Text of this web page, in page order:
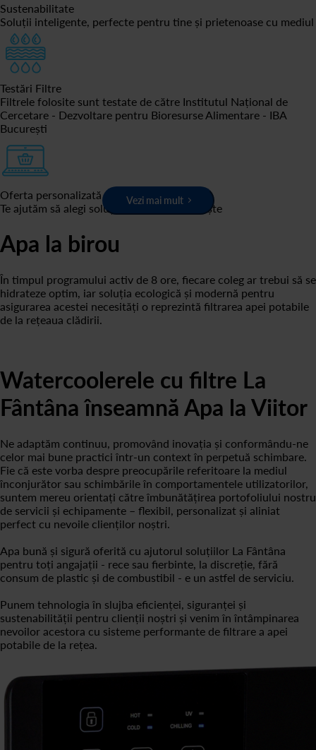
Sustenabilitate
Soluții inteligente, perfecte pentru tine și prietenoase cu mediul
Testări Filtre
Filtrele folosite sunt testate de către Institutul Național de
Cercetare - Dezvoltare pentru Bioresurse Alimentare - IBA
București
Oferta personalizată
Te ajutăm să alegi soluția care ți se potrivește
Vezi mai mult
Apa la birou
În timpul programului activ de 8 ore, fiecare coleg ar trebui să se
hidrateze optim, iar soluția ecologică și modernă pentru
asigurarea acestei necesități o reprezintă filtrarea apei potabile
de la rețeaua clădirii.
Watercoolerele cu filtre La
Fântâna înseamnă Apa la Viitor
Ne adaptăm continuu, promovând inovația și conformându-ne
celor mai bune practici într-un context în perpetuă schimbare.
Fie că este vorba despre preocupările referitoare la mediul
înconjurător sau schimbările în comportamentele utilizatorilor,
suntem mereu orientați către îmbunătățirea portofoliului nostru
de servicii și echipamente – flexibil, personalizat și aliniat
perfect cu nevoile clienților noștri.
Apa bună și sigură oferită cu ajutorul soluțiilor La Fântâna
pentru toți angajații - rece sau fierbinte, la discreție, fără
consum de plastic și de combustibil - e un astfel de serviciu.
Punem tehnologia în slujba eficienței, siguranței și
sustenabilității pentru clienții noștri și venim în întâmpinarea
nevoilor acestora cu sisteme performante de filtrare a apei
potabile de la rețea.